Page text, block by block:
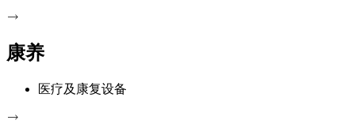
康养
医疗及康复设备